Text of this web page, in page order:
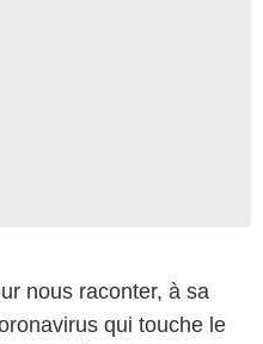
nous raconter, à sa
qui touche le